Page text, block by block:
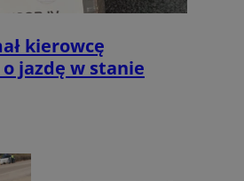
kierowcę
jazdę w stanie